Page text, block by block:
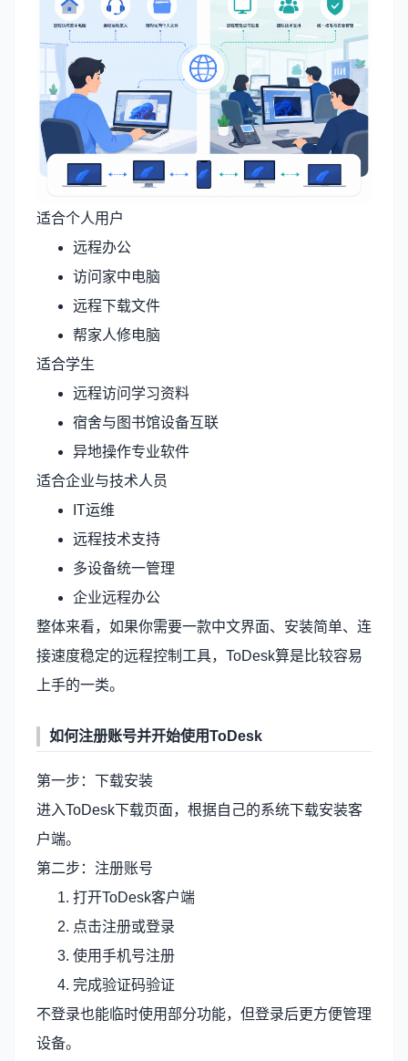
适合个人用户
远程办公
访问家中电脑
远程下载文件
帮家人修电脑
适合学生
远程访问学习资料
宿舍与图书馆设备互联
异地操作专业软件
适合企业与技术人员
IT运维
远程技术支持
多设备统一管理
企业远程办公
整体来看，如果你需要一款中文界面、安装简单、连
接速度稳定的远程控制工具，ToDesk算是比较容易
上手的一类。
如何注册账号并开始使用ToDesk
第一步：下载安装
进入ToDesk下载页面，根据自己的系统下载安装客
户端。
第二步：注册账号
打开ToDesk客户端
点击注册或登录
使用手机号注册
完成验证码验证
不登录也能临时使用部分功能，但登录后更方便管理
设备。